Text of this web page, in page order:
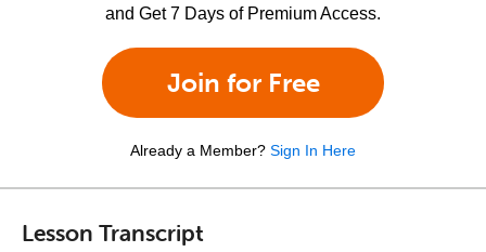
and Get 7 Days of Premium Access.
Join for Free
Already a Member? Sign In Here
Lesson Transcript